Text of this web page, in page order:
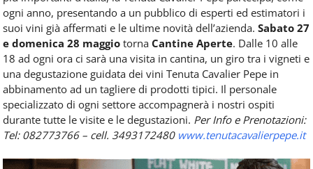
ogni anno, presentando a un pubblico di esperti ed estimatori i
suoi vini già affermati e le ultime novità dell’azienda. Sabato 27
e domenica 28 maggio torna Cantine Aperte. Dalle 10 alle
18 ad ogni ora ci sarà una visita in cantina, un giro tra i vigneti e
una degustazione guidata dei vini Tenuta Cavalier Pepe in
abbinamento ad un tagliere di prodotti tipici. Il personale
specializzato di ogni settore accompagnerà i nostri ospiti
durante tutte le visite e le degustazioni. Per Info e Prenotazioni:
Tel: 082773766 – cell. 3493172480 www.tenutacavalierpepe.it